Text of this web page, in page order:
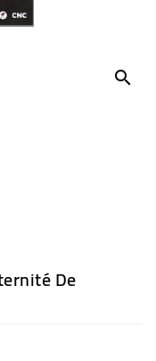
search
De